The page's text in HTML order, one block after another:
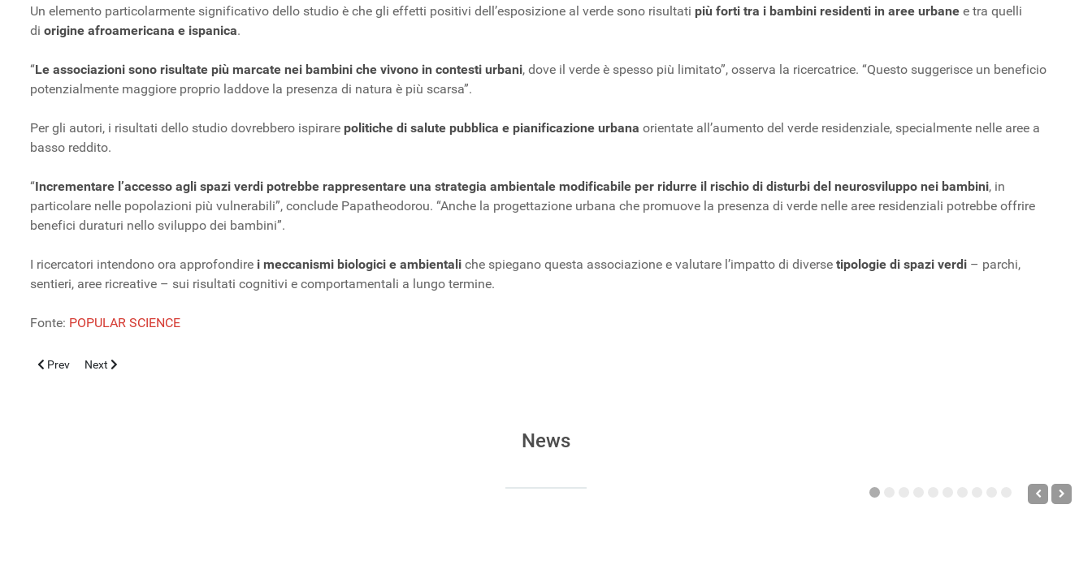
Un elemento particolarmente significativo dello studio è che gli effetti positivi dell’esposizione al verde sono risultati più forti tra i bambini residenti in aree urbane e tra quelli
di origine afroamericana e ispanica.
“Le associazioni sono risultate più marcate nei bambini che vivono in contesti urbani, dove il verde è spesso più limitato”, osserva la ricercatrice. “Questo suggerisce un beneficio
potenzialmente maggiore proprio laddove la presenza di natura è più scarsa”.
Per gli autori, i risultati dello studio dovrebbero ispirare politiche di salute pubblica e pianificazione urbana orientate all’aumento del verde residenziale, specialmente nelle aree a
basso reddito.
“Incrementare l’accesso agli spazi verdi potrebbe rappresentare una strategia ambientale modificabile per ridurre il rischio di disturbi del neurosviluppo nei bambini, in
particolare nelle popolazioni più vulnerabili”, conclude Papatheodorou. “Anche la progettazione urbana che promuove la presenza di verde nelle aree residenziali potrebbe offrire
benefici duraturi nello sviluppo dei bambini”.
I ricercatori intendono ora approfondire i meccanismi biologici e ambientali che spiegano questa associazione e valutare l’impatto di diverse tipologie di spazi verdi – parchi,
sentieri, aree ricreative – sui risultati cognitivi e comportamentali a lungo termine.
Fonte: POPULAR SCIENCE
Previous article: Sindrome di Down, si può davvero “eliminare” il cromosoma in più?
Prev Next article: Sostanze che possono aumentare il rischio di pubertà precoce nei bambini
Next
News